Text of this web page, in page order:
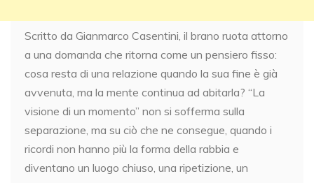
Scritto da Gianmarco Casentini, il brano ruota attorno
a una domanda che ritorna come un pensiero fisso:
cosa resta di una relazione quando la sua fine è già
avvenuta, ma la mente continua ad abitarla? “La
visione di un momento” non si sofferma sulla
separazione, ma su ciò che ne consegue, quando i
ricordi non hanno più la forma della rabbia e
diventano un luogo chiuso, una ripetizione, un